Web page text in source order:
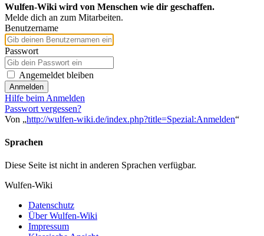
Wulfen-Wiki wird von Menschen wie dir geschaffen.
Melde dich an zum Mitarbeiten.
Benutzername
Passwort
Angemeldet bleiben
Anmelden
Hilfe beim Anmelden
Passwort vergessen?
Von „http://wulfen-wiki.de/index.php?title=Spezial:Anmelden“
Sprachen
Diese Seite ist nicht in anderen Sprachen verfügbar.
Wulfen-Wiki
Datenschutz
Über Wulfen-Wiki
Impressum